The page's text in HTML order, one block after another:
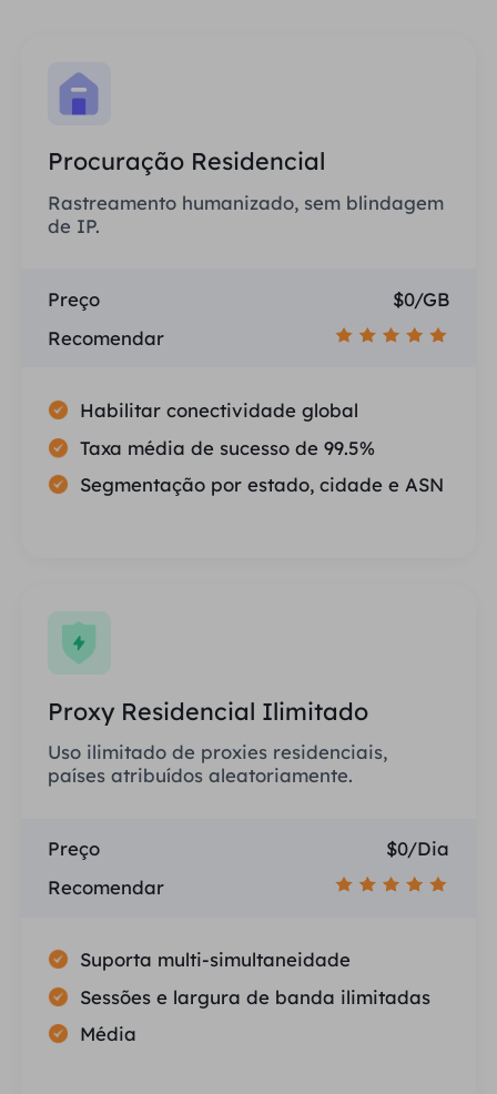
Procuração Residencial
Rastreamento humanizado, sem blindagem
de IP.
Preço
$0/GB
Recomendar
Habilitar conectividade global
Taxa média de sucesso de 99.5%
Segmentação por estado, cidade e ASN
Proxy Residencial Ilimitado
Uso ilimitado de proxies residenciais,
países atribuídos aleatoriamente.
Preço
$0/Dia
Recomendar
Suporta multi-simultaneidade
Sessões e largura de banda ilimitadas
Média